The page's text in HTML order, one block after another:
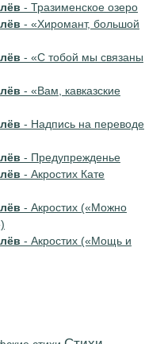
- Тразименское озеро
- «Хиромант, большой
- «С тобой мы связаны
- «Вам, кавказские
- Надпись на переводе
- Предупрежденье
- Акростих Кате
- Акростих («Можно
- Акростих («Мощь и